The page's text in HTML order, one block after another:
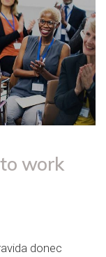
work
donec